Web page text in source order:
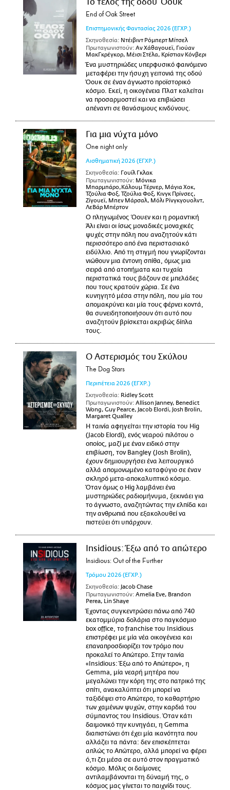
Το τέλος της οδου Όουκ
End of Oak Street
Επιστημονικής Φαντασίας 2026 (ΕΓΧΡ.)
Σκηνοθεσία: Ντέιβιντ Ρόμπερτ Μίτσελ
Πρωταγωνιστούν: Αν Χάθαγουεϊ, Γιούαν
ΜακΓκρέγκορ, Μέισι Στέλα, Κρίστιαν Κόνβερι
Ένα μυστηριώδες υπερφυσικό φαινόμενο
μεταφέρει την ήσυχη γειτονιά της οδού
Όουκ σε έναν άγνωστο προϊστορικό
κόσμο. Εκεί, η οικογένεια Πλατ καλείται
να προσαρμοστεί και να επιβιώσει
απέναντι σε θανάσιμους κινδύνους.
Για μια νύχτα μόνο
One night only
Αισθηματική 2026 (ΕΓΧΡ.)
Σκηνοθεσία: Γουίλ Γκλακ
Πρωταγωνιστούν: Μόνικα
Μπαρμπάρο,Κάλουμ Τέρνερ, Μάγια Χοκ,
Τζούλια Φοξ, Τζούλια Φοξ, Κινγκ Πρίνσες,
Ζίγουεϊ, Μπεν Μάρσαλ, Μόλι Ρίνγκγουολντ,
ΛεΒάρ Μπέρτον
Ο πληγωμένος Όουεν και η ρομαντική
Άλι είναι οι ίσως μοναδικές μοναχικές
ψυχές στην πόλη που αναζητούν κάτι
περισσότερο από ένα περιστασιακό
ειδύλλιο. Από τη στιγμή που γνωρίζονται
νιώθουν μια έντονη σπίθα, όμως μια
σειρά από ατοπήματα και τυχαία
περιστατικά τους βάζουν σε μπελάδες
που τους κρατούν χώρια. Σε ένα
κυνηγητό μέσα στην πόλη, που μία του
απομακρύνει και μία τους φέρνει κοντά,
θα συνειδητοποιήσουν ότι αυτό που
αναζητούν βρίσκεται ακριβώς δίπλα
τους.
Ο Αστερισμός του Σκύλου
The Dog Stars
Περιπέτεια 2026 (ΕΓΧΡ.)
Σκηνοθεσία: Ridley Scott
Πρωταγωνιστούν: Allison Janney, Benedict
Wong, Guy Pearce, Jacob Elordi, Josh Brolin,
Margaret Qualley
Η ταινία αφηγείται την ιστορία του Hig
(Jacob Elordi), ενός νεαρού πιλότου ο
οποίος, μαζί με έναν ειδικό στην
επιβίωση, τον Bangley (Josh Brolin),
έχουν δημιουργήσει ένα λειτουργικό
αλλά απομονωμένο καταφύγιο σε έναν
σκληρό μετα-αποκαλυπτικό κόσμο.
Όταν όμως ο Hig λαμβάνει ένα
μυστηριώδες ραδιομήνυμα, ξεκινάει για
το άγνωστο, αναζητώντας την ελπίδα και
την ανθρωπιά που εξακολουθεί να
πιστεύει ότι υπάρχουν.
Insidious: Έξω από το απώτερο
Insidious: Out of the Further
Τρόμου 2026 (ΕΓΧΡ.)
Σκηνοθεσία: Jacob Chase
Πρωταγωνιστούν: Amelia Eve, Brandon
Perea, Lin Shaye
Έχοντας συγκεντρώσει πάνω από 740
εκατομμύρια δολάρια στο παγκόσμιο
box office, το franchise του Insidious
επιστρέφει με μία νέα οικογένεια και
επαναπροσδιορίζει τον τρόμο που
προκαλεί το Απώτερο. Στην ταινία
«Insidious: Έξω από το Απώτερο», η
Gemma, μία νεαρή μητέρα που
μεγαλώνει την κόρη της στο πατρικό της
σπίτι, ανακαλύπτει ότι μπορεί να
ταξιδέψει στο Απώτερο, το καθαρτήριο
των χαμένων ψυχών, στην καρδιά του
σύμπαντος του Insidious. Όταν κάτι
δαιμονικό την κυνηγάει, η Gemma
διαπιστώνει ότι έχει μία ικανότητα που
αλλάζει τα πάντα: δεν επισκέπτεται
απλώς το Απώτερο, αλλά μπορεί να φέρει
ό,τι ζει μέσα σε αυτό στον πραγματικό
κόσμο. Μόλις οι δαίμονες
αντιλαμβάνονται τη δύναμή της, ο
κόσμος μας γίνεται το παιχνίδι τους.